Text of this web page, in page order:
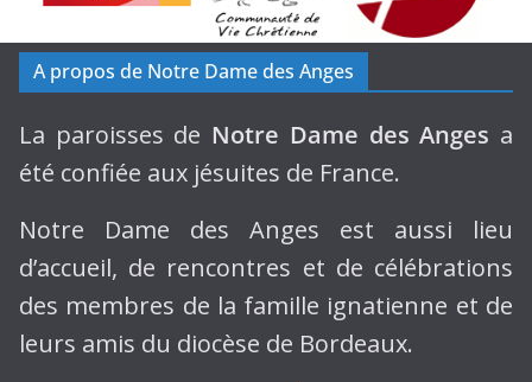
A propos de Notre Dame des Anges
La paroisses de Notre Dame des Anges a
été confiée aux jésuites de France.
Notre Dame des Anges est aussi lieu
d’accueil, de rencontres et de célébrations
des membres de la famille ignatienne et de
leurs amis du diocèse de Bordeaux.